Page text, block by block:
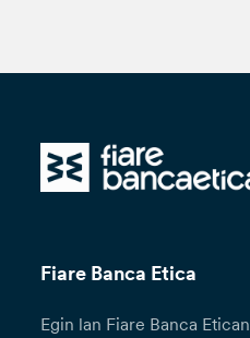
Fiare Banca Etica
Egin lan Fiare Banca Etican